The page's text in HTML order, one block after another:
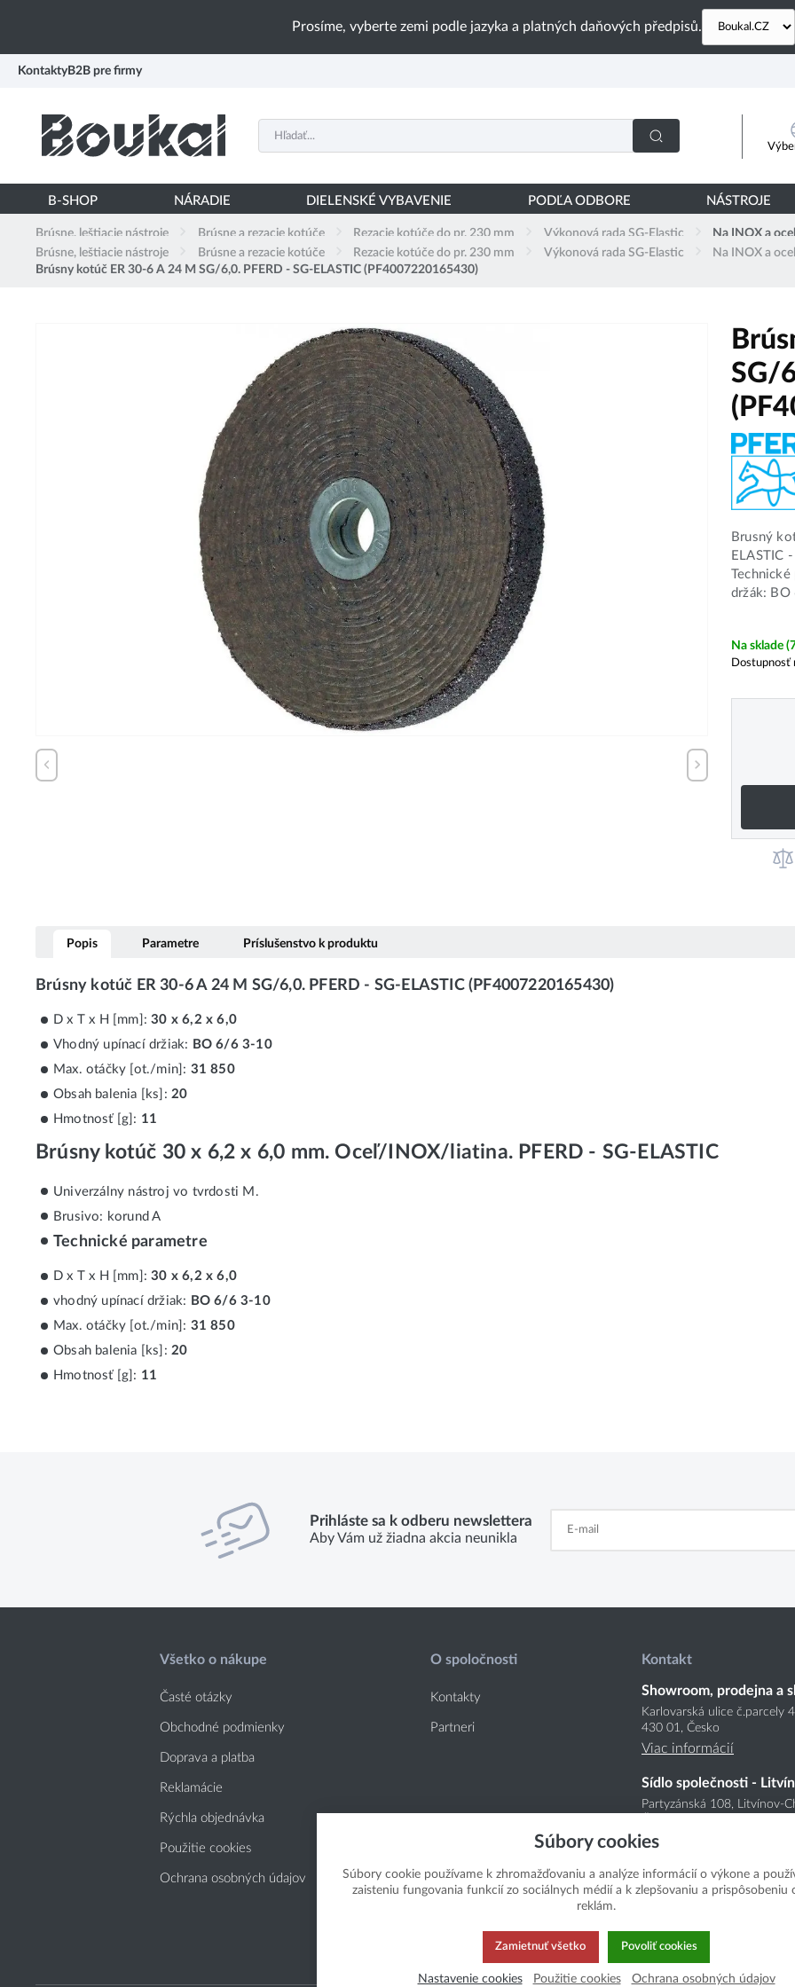
Prosíme, vyberte zemi podle jazyka a platných daňových předpisů.
Kontakty B2B pre firmy
B-SHOP NÁRADIE DIELENSKÉ VYBAVENIE PODĽA ODBORE NÁSTROJE
Brúsne, leštiacie nástroje Brúsne a rezacie kotúče Rezacie kotúče do pr. 230 mm Výkonová rada SG-Elastic
Na INOX a
Brúsne, leštiacie nástroje
Brúsne a rezacie kotúče Rezacie kotúče do pr. 230 mm Výkonová rada SG-Elastic
Na INOX a
Brúsny kotúč ER 30-6 A 24 M SG/6,0. PFERD - SG-ELASTIC (PF4007220165430)
SG/
Brusný
ELASTIC
držák:
Na sklade
Dostupnosť
Popis Parametre Príslušenstvo k produktu
Brúsny kotúč ER 30-6 A 24 M SG/6,0. PFERD - SG-ELASTIC (PF4007220165430)
D x T x H [mm]:30 x 6,2 x 6,0
Vhodný upínací držiak: BO 6/6 3-10
Max. otáčky [ot./min]: 31 850
Obsah balenia [ks]: 20
Hmotnosť [g]: 11
Brúsny kotúč 30 x 6,2 x 6,0 mm. Oceľ/INOX/liatina. PFERD - SG-ELASTIC
Univerzálny nástroj vo tvrdosti M.
Brusivo: korund A
Technické parametre
D x T x H [mm]:30 x 6,2 x 6,0
vhodný upínací držiak: BO 6/6 3-10
Max. otáčky [ot./min]: 31 850
Obsah balenia [ks]: 20
Hmotnosť [g]: 11
Prihláste sa k odberu newslettera
Aby Vám už žiadna akcia neunikla
Všetko o nákupe
Časté otázky
Obchodné podmienky
Doprava a platba
Reklamácie
Rýchla objednávka
Použitie cookies
Ochrana osobných údajov
O spoločnosti
Kontakty
Partneri
Kontakt
Showroom, prodejna a
Karlovarská ulice č.parcely
430 01, Česko
Viac informácií
Sídlo společnosti -
Partyzánská 108, Litvínov-
Viac informácií
Súbory cookies
Súbory cookie používame k zhromažďovaniu a analýze informácií o výkone a
zaisteniu fungovania funkcií zo sociálnych médií a k zlepšovaniu a prispôsobeniu
reklám.
Zamietnuť všetko Povoliť cookies
Nastavenie cookies Použitie cookies Ochrana osobných údajov